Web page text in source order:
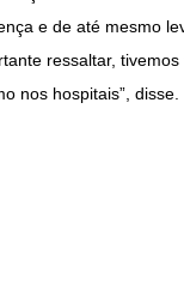
e de até mesmo
ressaltar,
nos hospitais”, disse.